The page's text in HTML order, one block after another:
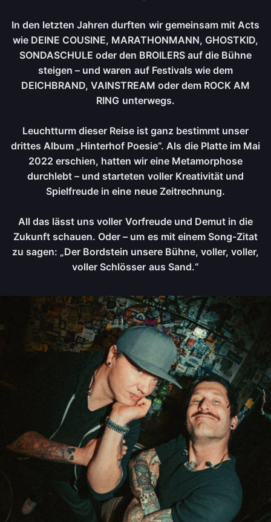
In den letzten Jahren durften wir gemeinsam mit Acts
wie DEINE COUSINE, MARATHONMANN, GHOSTKID,
SONDASCHULE oder den BROILERS auf die Bühne
steigen – und waren auf Festivals wie dem
DEICHBRAND, VAINSTREAM oder dem ROCK AM
RING unterwegs.
Leuchtturm dieser Reise ist ganz bestimmt unser
drittes Album „Hinterhof Poesie“. Als die Platte im Mai
2022 erschien, hatten wir eine Metamorphose
durchlebt – und starteten voller Kreativität und
Spielfreude in eine neue Zeitrechnung.
All das lässt uns voller Vorfreude und Demut in die
Zukunft schauen. Oder – um es mit einem Song-Zitat
zu sagen: „Der Bordstein unsere Bühne, voller, voller,
voller Schlösser aus Sand.“